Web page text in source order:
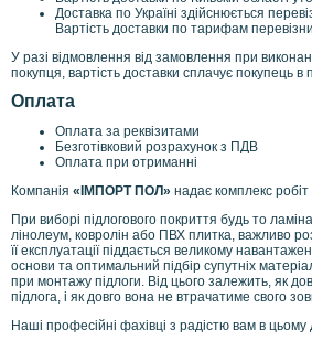
Доставка по Україні здійснюється
Вартість доставки по тарифам
У разі відмовлення від замовлення при
покупця, вартість доставки сплачує покупець в
Оплата
Оплата за реквізитами
Безготівковий розрахунок з ПДВ
Оплата при отриманні
Компанія «ІМПОРТ ПОЛ» надає комплекс робіт
При виборі підлогового покриття будь то
лінолеум, ковролін або ПВХ плитка, важливо
її експлуатації піддається великому
основи та оптимальний підбір супутніх
при монтажу підлоги. Від цього залежить, як
підлога, і як довго вона не втрачатиме свого
Наші професійні фахівці з радістю вам в цьому